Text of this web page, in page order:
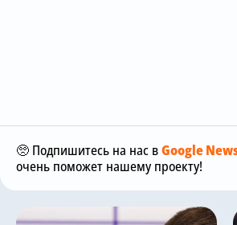
🥺 Подпишитесь на нас вGoogle
очень поможет нашему проекту!